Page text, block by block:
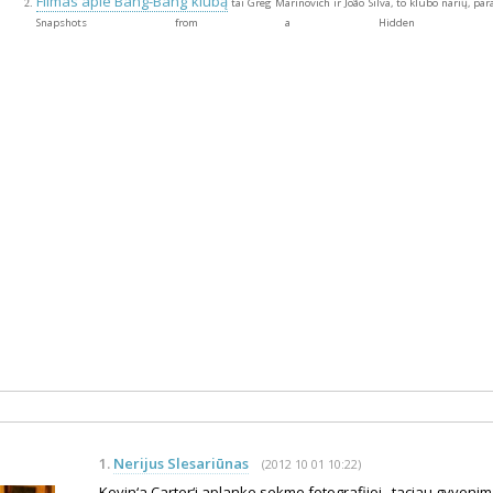
Snapshots from a Hidden War“
1. Nerijus Slesariūnas (2012 10 01 10:22)